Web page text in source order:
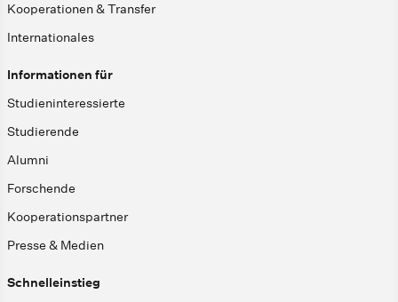
Kooperationen & Transfer
Internationales
Informationen für
Studieninteressierte
Studierende
Alumni
Forschende
Kooperationspartner
Presse & Medien
Schnelleinstieg